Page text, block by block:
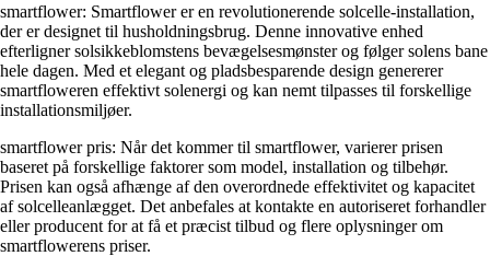
smartflower: Smartflower er en revolutionerende solcelle-installation,
der er designet til husholdningsbrug. Denne innovative enhed
efterligner solsikkeblomstens bevægelsesmønster og følger solens bane
hele dagen. Med et elegant og pladsbesparende design genererer
smartfloweren effektivt solenergi og kan nemt tilpasses til forskellige
installationsmiljøer.
smartflower pris: Når det kommer til smartflower, varierer prisen
baseret på forskellige faktorer som model, installation og tilbehør.
Prisen kan også afhænge af den overordnede effektivitet og kapacitet
af solcelleanlægget. Det anbefales at kontakte en autoriseret forhandler
eller producent for at få et præcist tilbud og flere oplysninger om
smartflowerens priser.